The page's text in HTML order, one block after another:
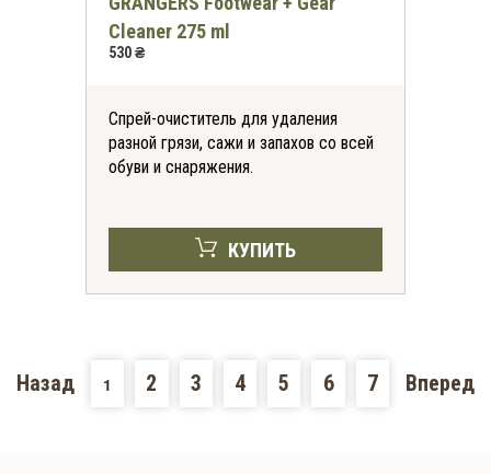
Cleaner 275 ml
530 ₴
Спрей-очиститель для удаления
разной грязи, сажи и запахов со всей
обуви и снаряжения.
КУПИТЬ
Назад 1 2 3 4 5 6 7 Вперед